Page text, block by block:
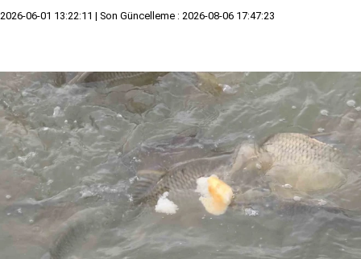
2026-06-01 13:22:11 | Son Güncelleme : 2026-08-06 17:47:23